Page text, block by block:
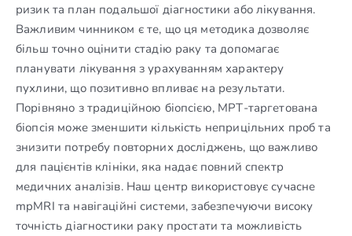
ризик та план подальшої діагностики або лікування.
Важливим чинником є те, що ця методика дозволяє
більш точно оцінити стадію раку та допомагає
планувати лікування з урахуванням характеру
пухлини, що позитивно впливає на результати.
Порівняно з традиційною біопсією, МРТ-таргетована
біопсія може зменшити кількість неприцільних проб та
знизити потребу повторних досліджень, що важливо
для пацієнтів клініки, яка надає повний спектр
медичних аналізів. Наш центр використовує сучасне
mpMRI та навігаційні системи, забезпечуючи високу
точність діагностики раку простати та можливість